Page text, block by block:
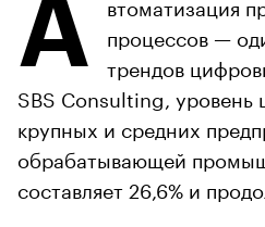
А
процессов —
трендов
SBS Consulting, уровень
крупных и средних
обрабатывающей
составляет 26,6% и